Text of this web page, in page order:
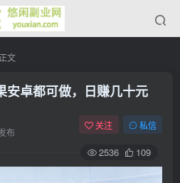
正文
安卓都可做，日赚几十元
布
关注 私信
2536 109